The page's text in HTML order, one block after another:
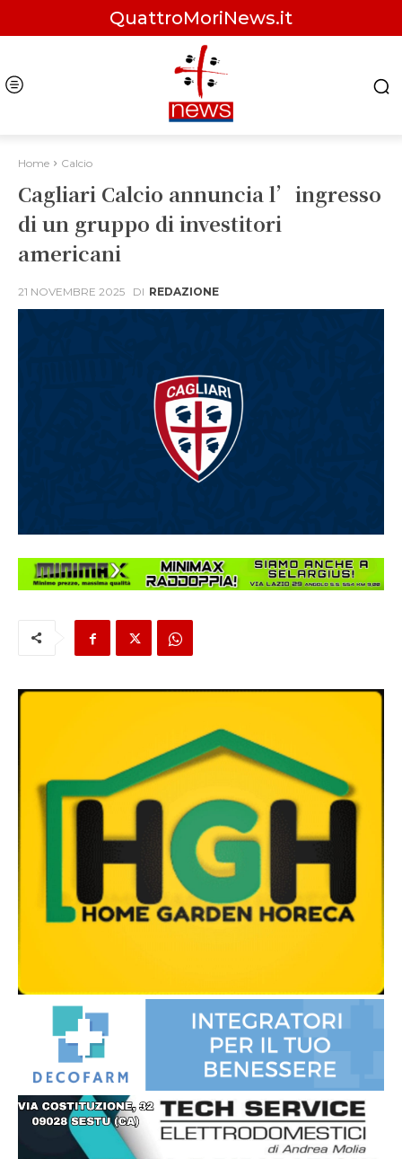
QuattroMoriNews.it
Home Calcio
Cagliari Calcio annuncia l’ingresso
di un gruppo di investitori
americani
21 NOVEMBRE 2025 DI REDAZIONE